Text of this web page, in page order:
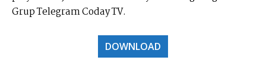
Grup Telegram Coday TV.
DOWNLOAD